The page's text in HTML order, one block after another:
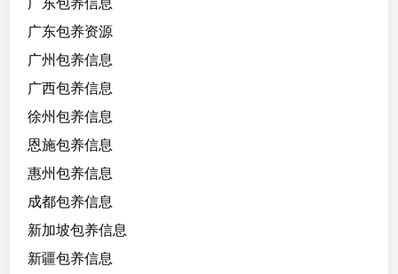
广东包养资源
广州包养信息
广西包养信息
徐州包养信息
恩施包养信息
惠州包养信息
成都包养信息
新加坡包养信息
新疆包养信息